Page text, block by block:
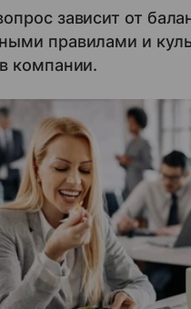
зависит от
правилами и
компании.